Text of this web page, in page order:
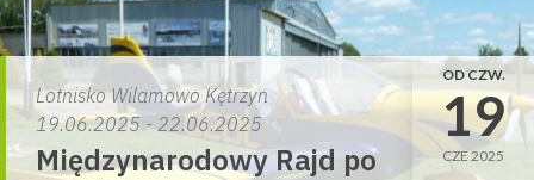
Lotnisko Wilamowo Kętrzyn
19.06.2025 - 22.06.2025
Międzynarodowy Rajd po
OD CZW.
19
CZE 2025